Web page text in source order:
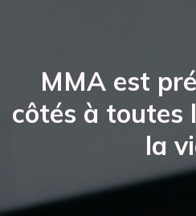
MMA est
côtés à toutes
la